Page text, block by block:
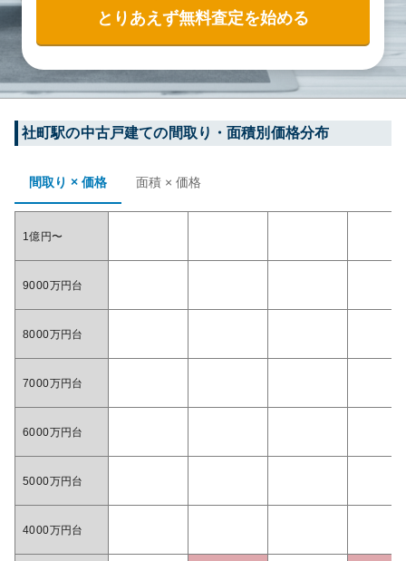
とりあえず無料査定を始める
社町駅の中古戸建ての間取り・面積別価格分布
間取り × 価格 面積 × 価格
1億円〜
9000万円台
8000万円台
7000万円台
6000万円台
5000万円台
4000万円台